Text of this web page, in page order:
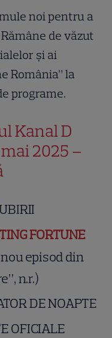
noi pentru a
de văzut
și ai
România” la
programe.
Kanal D
2025 –
FORTUNE
episod din
n.r.)
DE NOAPTE
OFICIALE